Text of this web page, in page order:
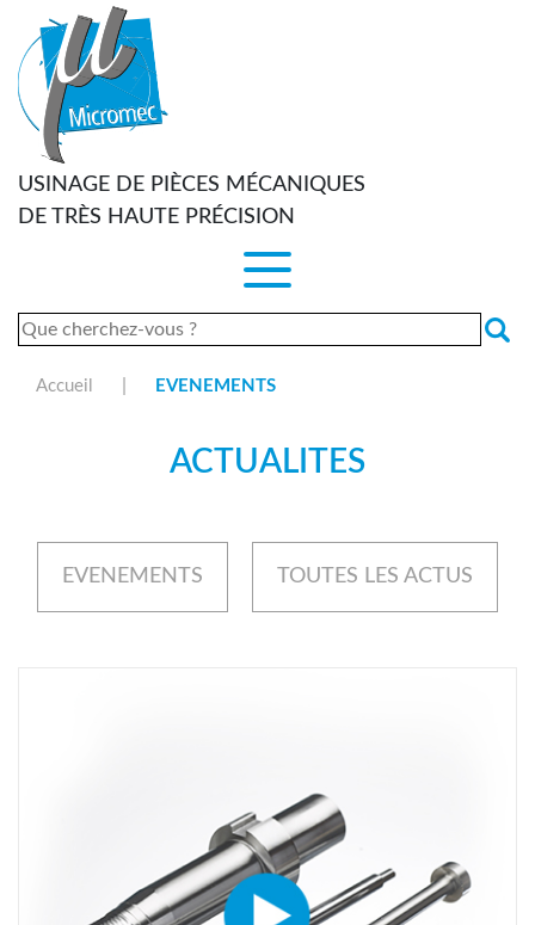
USINAGE DE PIÈCES MÉCANIQUES
DE TRÈS HAUTE PRÉCISION
Rechercher :
Accueil EVENEMENTS
ACTUALITES
EVENEMENTS TOUTES LES ACTUS
Panneau de gestion des cookies